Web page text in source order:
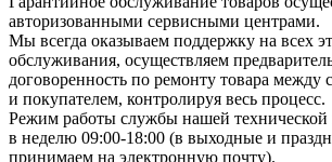
авторизованными сервисными центрами.
Мы всегда оказываем поддержку на всех
обслуживания, осуществляем
договоренность по ремонту товара
и покупателем, контролируя весь процесс.
Режим работы службы нашей
в неделю 09:00-18:00 (в выходные и
принимаем на электронную почту).